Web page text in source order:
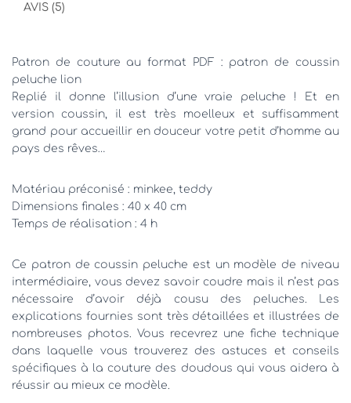
AVIS (5)
Patron de couture au format PDF : patron de coussin
peluche lion
Replié il donne l’illusion d’une vraie peluche ! Et en
version coussin, il est très moelleux et suffisamment
grand pour accueillir en douceur votre petit d’homme au
pays des rêves…
Matériau préconisé : minkee, teddy
Dimensions finales : 40 x 40 cm
Temps de réalisation : 4 h
Ce patron de coussin peluche est un modèle de niveau
intermédiaire, vous devez savoir coudre mais il n’est pas
nécessaire d’avoir déjà cousu des peluches. Les
explications fournies sont très détaillées et illustrées de
nombreuses photos. Vous recevrez une fiche technique
dans laquelle vous trouverez des astuces et conseils
spécifiques à la couture des doudous qui vous aidera à
réussir au mieux ce modèle.